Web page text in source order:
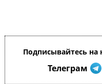
Подписывайтесь на
Телеграм